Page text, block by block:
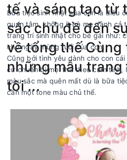
tế và sáng tạo từ
sắc chủ đề đến
về tổng thế Cùng
những mẫu
tôi ...
Bữa tiệc sinh nhật của con là điều
quan tâm, không ít bà mẹ dành cả
trang trí sinh nhật cho bé gái như:
cho ngày mừng tuổi của con.
Cũng bởi tình yêu dành cho con
cứ chuẩn bị mọi thứ theo cảm tính,
màu sắc mà quên mất dù là bữa
cần một tone màu chủ thể.